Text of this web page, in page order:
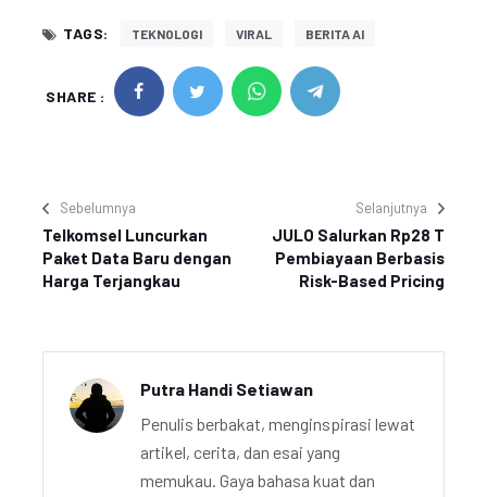
TAGS: TEKNOLOGI VIRAL BERITA AI
SHARE :
Sebelumnya
Telkomsel Luncurkan
Paket Data Baru dengan
Harga Terjangkau
Selanjutnya
JULO Salurkan Rp28 T
Pembiayaan Berbasis
Risk-Based Pricing
Putra Handi Setiawan
Penulis berbakat, menginspirasi lewat
artikel, cerita, dan esai yang
memukau. Gaya bahasa kuat dan